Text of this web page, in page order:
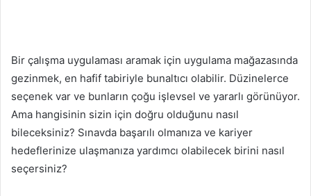
Bir çalışma uygulaması aramak için uygulama mağazasında
gezinmek, en hafif tabiriyle bunaltıcı olabilir. Düzinelerce
seçenek var ve bunların çoğu işlevsel ve yararlı görünüyor.
Ama hangisinin sizin için doğru olduğunu nasıl
bileceksiniz? Sınavda başarılı olmanıza ve kariyer
hedeflerinize ulaşmanıza yardımcı olabilecek birini nasıl
seçersiniz?